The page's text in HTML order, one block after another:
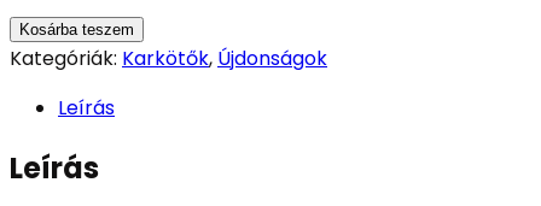
Kosárba teszem
Kategóriák: Karkötők, Újdonságok
Leírás
Leírás